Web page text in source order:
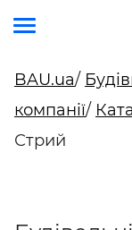
BAU.ua/
компанії/
Стрий